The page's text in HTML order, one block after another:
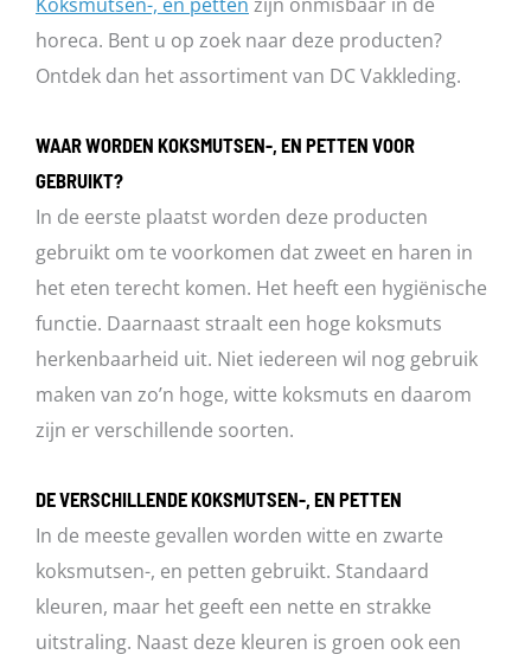
gekozen
worden
op
productpagina
horeca. Bent u op zoek naar deze producten?
Ontdek dan het assortiment van DC Vakkleding.
WAAR WORDEN KOKSMUTSEN-, EN PETTEN VOOR
GEBRUIKT?
In de eerste plaatst worden deze producten
gebruikt om te voorkomen dat zweet en haren in
het eten terecht komen. Het heeft een hygiënische
functie. Daarnaast straalt een hoge koksmuts
herkenbaarheid uit. Niet iedereen wil nog gebruik
maken van zo’n hoge, witte koksmuts en daarom
zijn er verschillende soorten.
DE VERSCHILLENDE KOKSMUTSEN-, EN PETTEN
In de meeste gevallen worden witte en zwarte
koksmutsen-, en petten gebruikt. Standaard
kleuren, maar het geeft een nette en strakke
uitstraling. Naast deze kleuren is groen ook een